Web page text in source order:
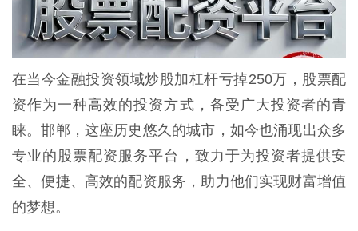
在当今金融投资领域炒股加杠杆亏掉250万，股票配
资作为一种高效的投资方式，备受广大投资者的青
睐。邯郸，这座历史悠久的城市，如今也涌现出众多
专业的股票配资服务平台，致力于为投资者提供安
全、便捷、高效的配资服务，助力他们实现财富增值
的梦想。